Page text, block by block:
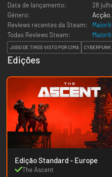
Data de lançamento:
28
Género:
Acção,
Reviews recentes da Steam:
Todas Reviews Steam:
JOGO DE TIROS VISTO POR CIMA CYBERPUNK
Edições
Edição Standard - Europe
The Ascent